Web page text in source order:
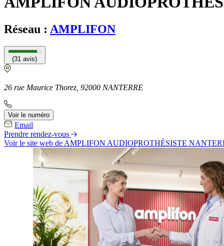
Réseau : AMPLIFON
(31 avis)
26 rue Maurice Thorez, 92000 NANTERRE
Voir le numéro
Email
Prendre rendez-vous
Voir le site web de AMPLIFON AUDIOPROTHÉSISTE